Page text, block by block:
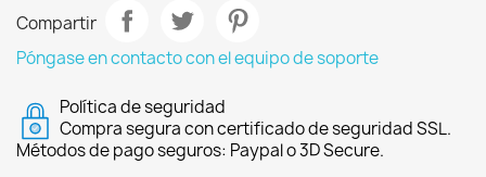
Compartir
Póngase en contacto con el equipo de soporte
Política de seguridad
Compra segura con certificado de seguridad SSL.
Métodos de pago seguros: Paypal o 3D Secure.